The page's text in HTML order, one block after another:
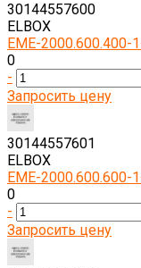
30144557600
ELBOX
EME-2000.600.400-
0
-
Запросить цену
30144557601
ELBOX
EME-2000.600.600-
0
-
Запросить цену